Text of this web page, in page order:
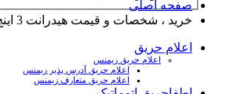
صفحه اصلی
خرید ، شخصات و قیمت هیدرانت 3 اینچ آلومینومی استورز
اعلام حریق
اعلام حریق زیمنس
اعلام حریق آدرس پذیر زیمنس
اعلام حریق متعارف زیمنس